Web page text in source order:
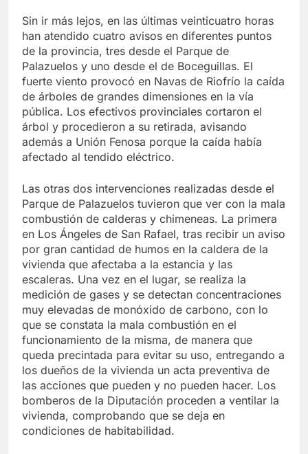
Sin ir más lejos, en las últimas veinticuatro horas
han atendido cuatro avisos en diferentes puntos
de la provincia, tres desde el Parque de
Palazuelos y uno desde el de Boceguillas. El
fuerte viento provocó en Navas de Riofrío la caída
de árboles de grandes dimensiones en la vía
pública. Los efectivos provinciales cortaron el
árbol y procedieron a su retirada, avisando
además a Unión Fenosa porque la caída había
afectado al tendido eléctrico.
Las otras dos intervenciones realizadas desde el
Parque de Palazuelos tuvieron que ver con la mala
combustión de calderas y chimeneas. La primera
en Los Ángeles de San Rafael, tras recibir un aviso
por gran cantidad de humos en la caldera de la
vivienda que afectaba a la estancia y las
escaleras. Una vez en el lugar, se realiza la
medición de gases y se detectan concentraciones
muy elevadas de monóxido de carbono, con lo
que se constata la mala combustión en el
funcionamiento de la misma, de manera que
queda precintada para evitar su uso, entregando a
los dueños de la vivienda un acta preventiva de
las acciones que pueden y no pueden hacer. Los
bomberos de la Diputación proceden a ventilar la
vivienda, comprobando que se deja en
condiciones de habitabilidad.